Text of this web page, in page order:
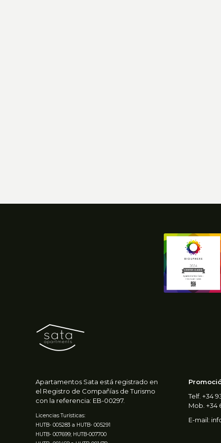
Apartamentos Sata está registrado en
el Registro de Compañías de Turismo
con la referencia: EB-00297.
Licencias Turísticas:
HUTB- 005283 a HUTB- 005291
HUTB- 007699; HUTB-007700
Telf. +34
Mob. +34
E-mail: